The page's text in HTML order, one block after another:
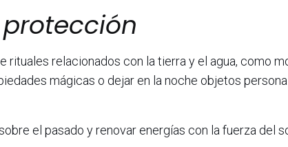
rituales relacionados con la tierra y el agua, como
mágicas o dejar en la noche objetos
el pasado y renovar energías con la fuerza del